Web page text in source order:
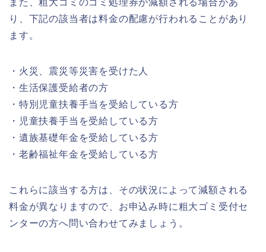
また、粗大ゴミのゴミ処理券が減額される場合があ
り、下記の該当者は料金の配慮が行われることがあり
ます。
・火災、震災等災害を受けた人
・生活保護受給者の方
・特別児童扶養手当を受給している方
・児童扶養手当を受給している方
・遺族基礎年金を受給している方
・老齢福祉年金を受給している方
これらに該当する方は、その状況によって減額される
料金が異なりますので、お申込み時に粗大ゴミ受付セ
ンターの方へ問い合わせてみましょう。